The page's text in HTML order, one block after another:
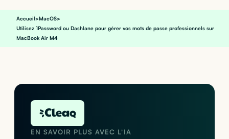
Accueil>MacOS>
Utilisez 1Password ou Dashlane pour gérer vos mots de passe professionnels sur
MacBook Air M4
EN SAVOIR PLUS AVEC L'IA